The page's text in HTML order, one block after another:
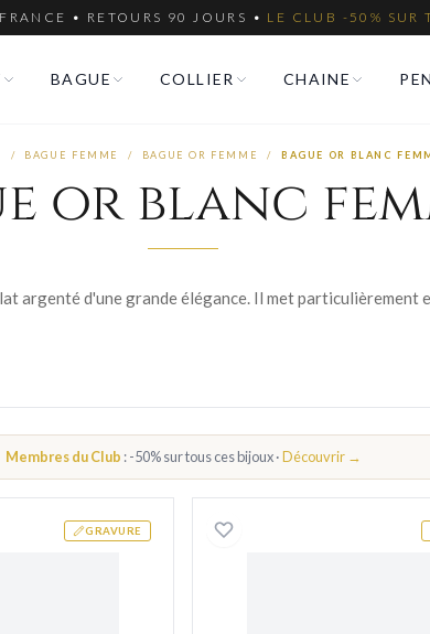
• RETOURS 90 JOURS • LE CLUB -50% SUR
BAGUE COLLIER CHAINE
/ BAGUE FEMME / BAGUE OR FEMME / BAGUE OR BLANC
or blanc
Membres du Club : -50% sur tous ces bijoux ·Découvrir →
GRAVURE
Alliance Or Blanc Flavy Alliance